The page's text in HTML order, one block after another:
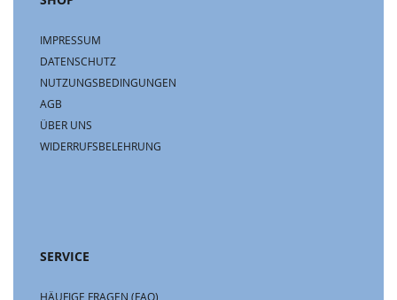
IMPRESSUM
DATENSCHUTZ
NUTZUNGSBEDINGUNGEN
AGB
ÜBER UNS
WIDERRUFSBELEHRUNG
SERVICE
HÄUFIGE FRAGEN (FAQ)